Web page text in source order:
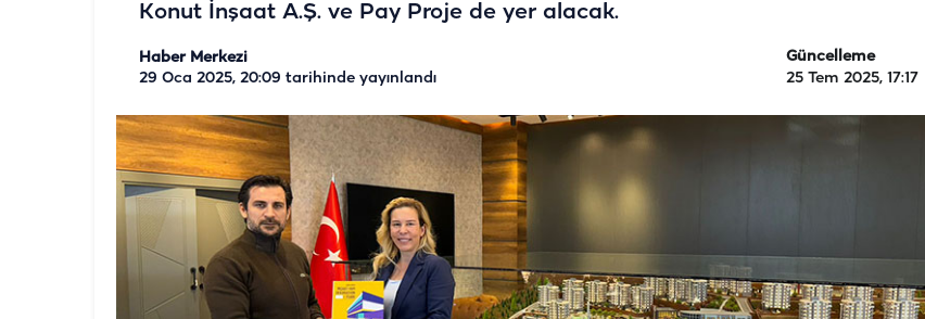
Konut İnşaat A.Ş. ve Pay Proje de yer alacak.
Haber Merkezi
29 Oca 2025, 20:09 tarihinde yayınlandı
Güncelleme
25 Tem 2025, 17:17